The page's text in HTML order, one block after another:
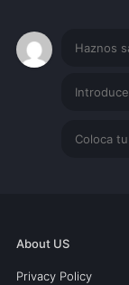
About US
Privacy Policy